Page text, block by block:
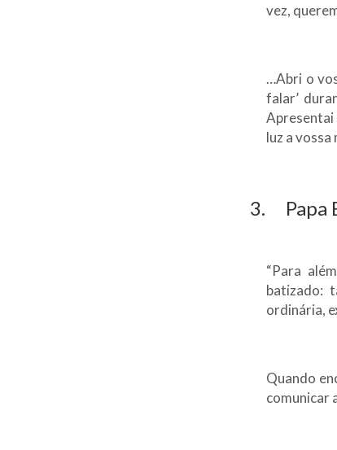
vez,
…Abri o
falar’
Apresentai
luz a vossa
3. Papa
“Para
batizado:
ordinária,
Quando
comunicar